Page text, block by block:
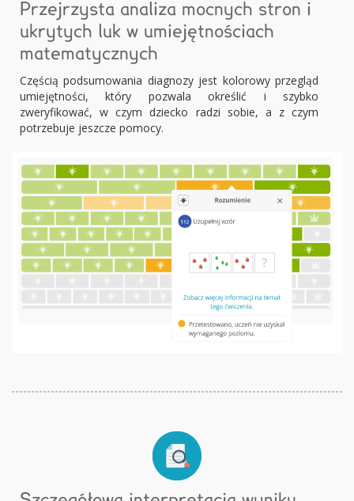
Przejrzysta analiza mocnych stron i
ukrytych luk w umiejętnościach
matematycznych
Częścią podsumowania diagnozy jest kolorowy przegląd
umiejętności, który pozwala określić i szybko
zweryfikować, w czym dziecko radzi sobie, a z czym
potrzebuje jeszcze pomocy.